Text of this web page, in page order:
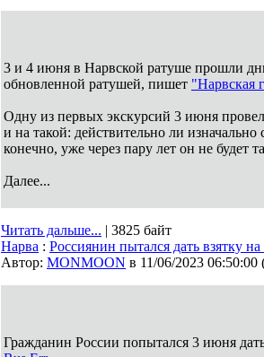
3 и 4 июня в Нарвской ратуше прошли
обновленной ратушей, пишет "Нарвская
Одну из первых экскурсий 3 июня
и на такой: действительно ли
конечно, уже через пару лет он не будет
Далее...
Читать дальше... | 3825 байт
Нарва : Россиянин пытался дать взятку
Автор: MONMOON в 11/06/2023 06:50:00
Гражданин России попытался 3 июня